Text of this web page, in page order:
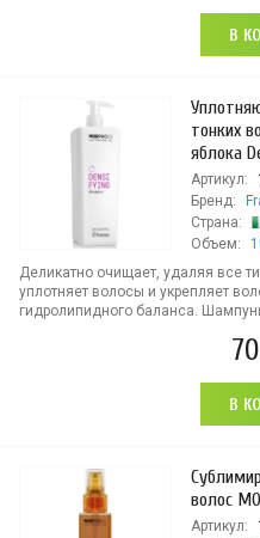
В
тонких
яблока
Артикул:
Бренд:
Страна:
Объем:
Деликатно очищает, удаляя все
уплотняет волосы и укрепляет
гидролипидного баланса.
В
волос
Артикул: